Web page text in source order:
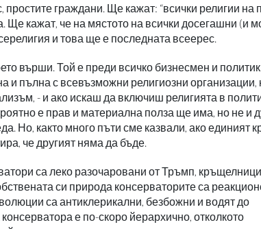
граждани. Ще кажат: “всички религии на
Ще кажат, че на мястото на всички досегашни (и
и това ще е последната всеерес.
върши. Той е преди всичко бизнесмен и
и пълна с всевъзможни религиозни организации,
- и ако искаш да включиш религията в
е прав и материална полза ще има, но не и
Но, както много пъти сме казвали, ако единият
че другият няма да бъде.
са леко разочаровани от Тръмп,
си природа консерваторите са
са антиклерикални, безбожни и водят до
е по-скоро йерархично, отколкото